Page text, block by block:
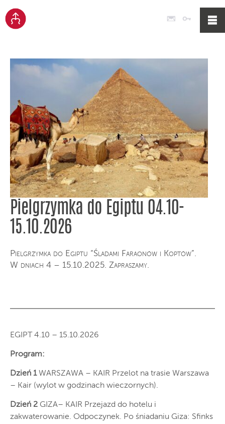
Poczta
Pielgrzymka do Egiptu 04.10-
15.10.2026
Pielgrzymka do Egiptu “Śladami Faraonów i Koptów”.
W dniach 4 – 15.10.2025. Zapraszamy.
EGIPT 4.10 – 15.10.2026
Program:
Dzień 1WARSZAWA – KAIR Przelot na trasie Warszawa
– Kair (wylot w godzinach wieczornych).
Dzień 2 GIZA– KAIR Przejazd do hotelu i
zakwaterowanie. Odpoczynek. Po śniadaniu Giza: Sfinks